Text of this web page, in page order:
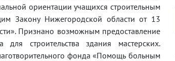
ориентации учащихся строительным
Закону Нижегородской области от 13
Признано возможным предоставление
строительства здания мастерских.
фонда «Помощь больным